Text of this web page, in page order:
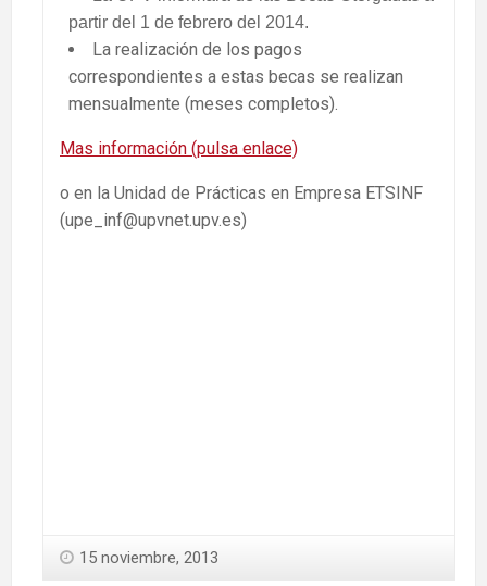
partir del 1 de febrero del 2014.
La realización de los pagos
correspondientes a estas becas se realizan
mensualmente (meses completos).
Mas información (pulsa enlace)
o en la Unidad de Prácticas en Empresa ETSINF
(upe_inf@upvnet.upv.es)
15 noviembre, 2013